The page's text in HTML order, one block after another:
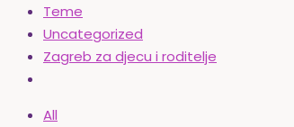
Teme
Uncategorized
Zagreb za djecu i roditelje
All